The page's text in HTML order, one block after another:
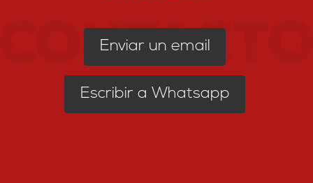
Enviar un email
Escribir a Whatsapp